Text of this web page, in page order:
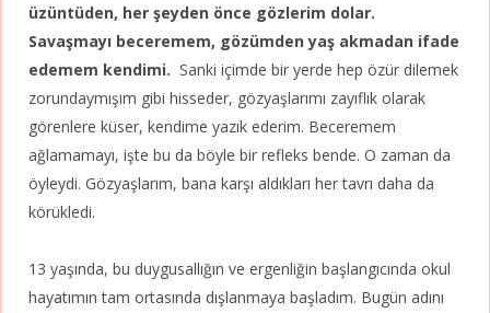
üzüntüden, her şeyden önce gözlerim dolar.
Savaşmayı beceremem, gözümden yaş akmadan ifade
edemem kendimi. Sanki içimde bir yerde hep özür dilemek
zorundaymışım gibi hisseder, gözyaşlarımı zayıflık olarak
görenlere küser, kendime yazık ederim. Beceremem
ağlamamayı, işte bu da böyle bir refleks bende. O zaman da
öyleydi. Gözyaşlarım, bana karşı aldıkları her tavrı daha da
körükledi.
13 yaşında, bu duygusallığın ve ergenliğin başlangıcında okul
hayatımın tam ortasında dışlanmaya başladım. Bugün adını